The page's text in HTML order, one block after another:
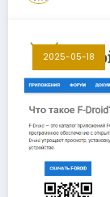
2025-05-18